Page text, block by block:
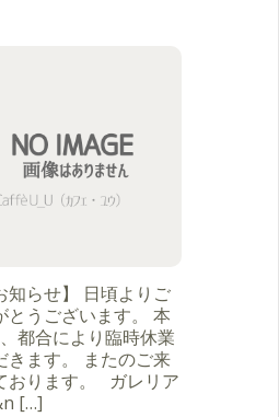
知らせ】 日頃よりご
とうございます。 本
都合により臨時休業
きます。 またのご来
おります。 ガレリア
[…]